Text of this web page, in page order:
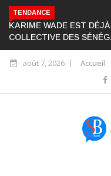
TENDANCE
KARIME WADE EST
COLLECTIVE DES
août 7, 2026 Accueil